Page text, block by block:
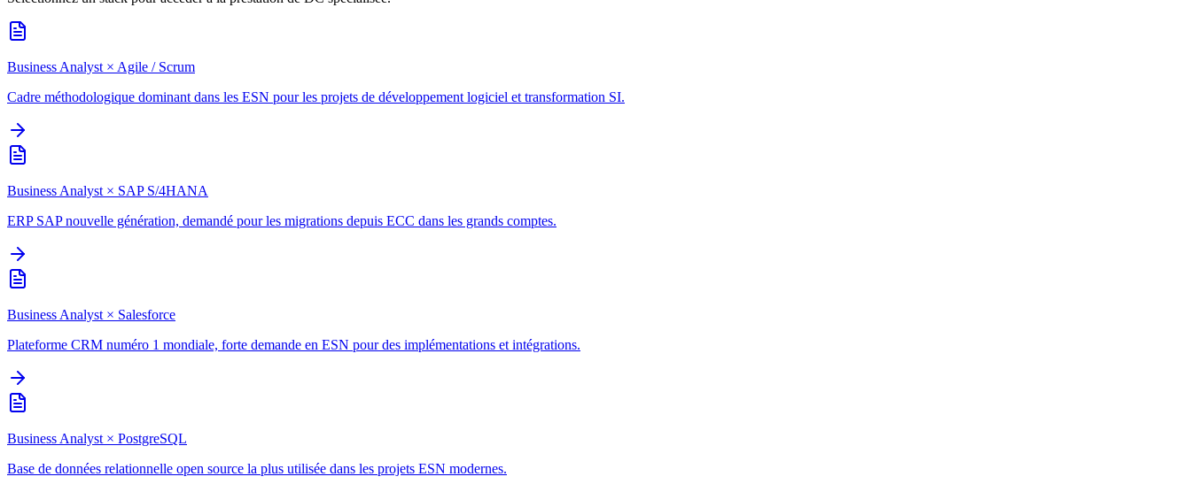
Business Analyst × Agile / Scrum
Cadre méthodologique dominant dans les ESN pour les projets de développement logiciel et transformation SI.
Business Analyst × SAP S/4HANA
ERP SAP nouvelle génération, demandé pour les migrations depuis ECC dans les grands comptes.
Business Analyst × Salesforce
Plateforme CRM numéro 1 mondiale, forte demande en ESN pour des implémentations et intégrations.
Business Analyst × PostgreSQL
Base de données relationnelle open source la plus utilisée dans les projets ESN modernes.